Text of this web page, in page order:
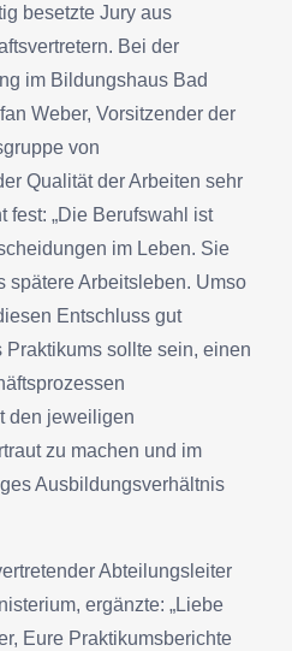
besetzte Jury aus
Bei der
im Bildungshaus Bad
Weber, Vorsitzender der
von
Qualität der Arbeiten sehr
fest: „Die Berufswahl ist
im Leben. Sie
spätere Arbeitsleben. Umso
Entschluss gut
sollte sein, einen
den jeweiligen
zu machen und im
Ausbildungsverhältnis
Abteilungsleiter
ergänzte: „Liebe
Eure Praktikumsberichte